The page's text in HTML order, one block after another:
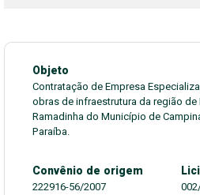
Objeto
Contratação de Empresa
obras de infraestrutura da região
Ramadinha do Município de
Paraíba.
Convênio de origem
222916-56/2007